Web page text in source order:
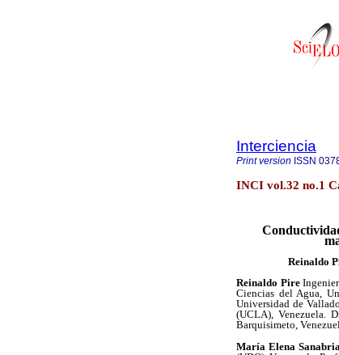
Interciencia
Print version ISSN
INCI vol.32 no.1
Reinaldo
Reinaldo Pire
Ciencias del Agua,
Universidad de
(UCLA), Venezuela.
Barquisimeto,
María Elena Sanabria